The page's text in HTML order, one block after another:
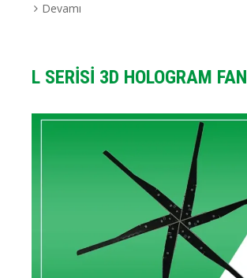
Devamı
L SERİSİ 3D HOLOGRAM FAN